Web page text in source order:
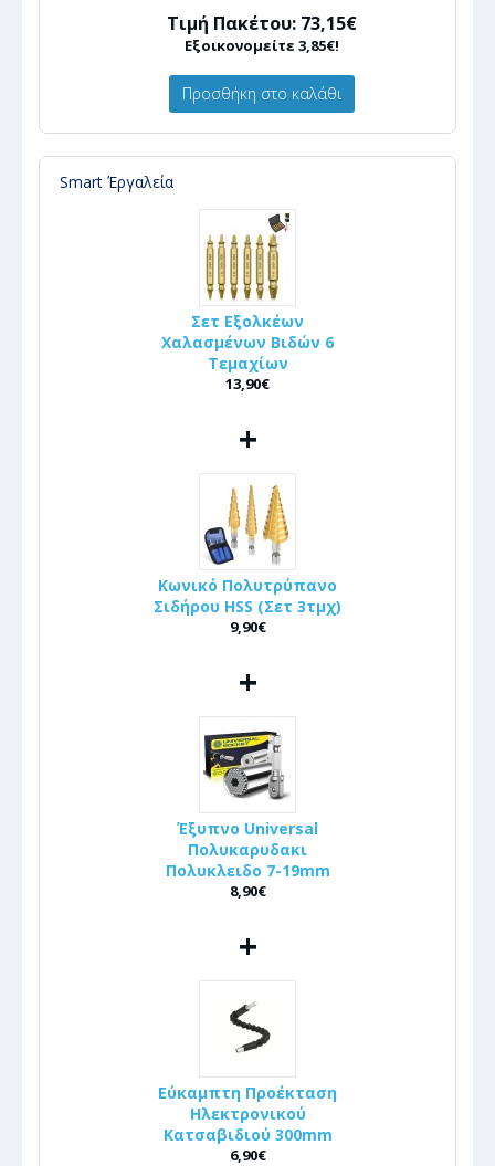
Τιμή Πακέτου: 73,15€
Εξοικονομείτε 3,85€!
Προσθήκη στο καλάθι
Smart Έργαλεία
Σετ Εξολκέων
Χαλασμένων Βιδών 6
Τεμαχίων
13,90€
+
Κωνικό Πολυτρύπανο
Σιδήρου HSS (Σετ 3τμχ)
9,90€
+
Έξυπνο Universal
Πολυκαρυδακι
Πολυκλειδο 7-19mm
8,90€
+
Εύκαμπτη Προέκταση
Ηλεκτρονικού
Κατσαβιδιού 300mm
6,90€